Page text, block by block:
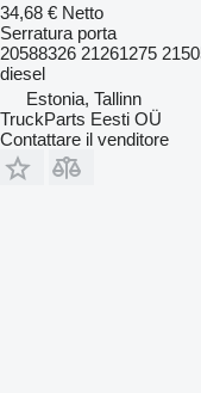
34,68 € Netto
Serratura porta
20588326 21261275
diesel
Estonia, Tallinn
TruckParts Eesti OÜ
Contattare il venditore